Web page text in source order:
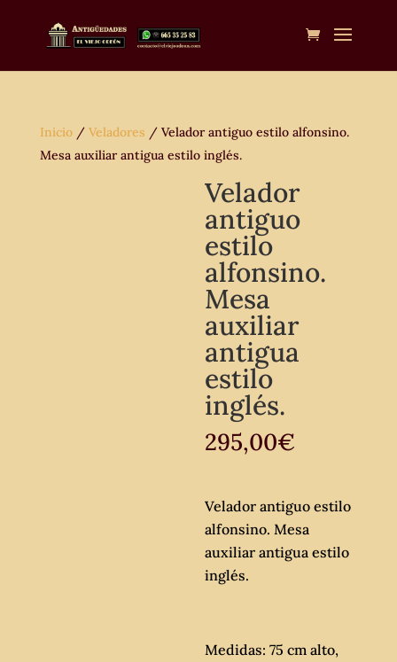
Inicio/ Veladores / Velador antiguo estilo alfonsino.
Mesa auxiliar antigua estilo inglés.
Velador
antiguo
estilo
alfonsino.
Mesa
auxiliar
antigua
estilo
inglés.
295,00€
Velador antiguo estilo
alfonsino. Mesa
auxiliar antigua estilo
inglés.
Medidas: 75 cm alto,